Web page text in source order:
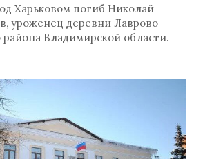
Харьковом погиб Николай
уроженец деревни Лаврово
района Владимирской области.